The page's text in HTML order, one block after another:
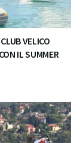
VELICO
IL SUMMER